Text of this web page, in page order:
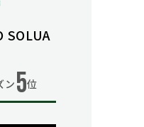
SOLUA
ン 5位